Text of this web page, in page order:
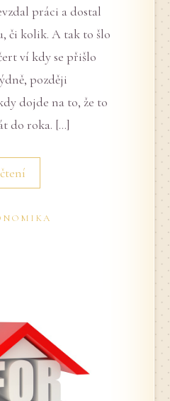
práci a dostal
či kolik. A tak to šlo
ví kdy se přišlo
později
dojde na to, že to
do roka. […]